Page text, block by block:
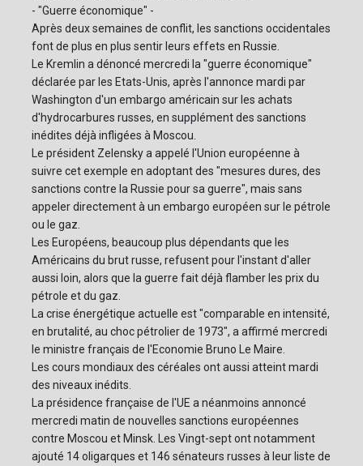
- "Guerre économique" -
Après deux semaines de conflit, les sanctions occidentales
font de plus en plus sentir leurs effets en Russie.
Le Kremlin a dénoncé mercredi la "guerre économique"
déclarée par les Etats-Unis, après l'annonce mardi par
Washington d'un embargo américain sur les achats
d'hydrocarbures russes, en supplément des sanctions
inédites déjà infligées à Moscou.
Le président Zelensky a appelé l'Union européenne à
suivre cet exemple en adoptant des "mesures dures, des
sanctions contre la Russie pour sa guerre", mais sans
appeler directement à un embargo européen sur le pétrole
ou le gaz.
Les Européens, beaucoup plus dépendants que les
Américains du brut russe, refusent pour l'instant d'aller
aussi loin, alors que la guerre fait déjà flamber les prix du
pétrole et du gaz.
La crise énergétique actuelle est "comparable en intensité,
en brutalité, au choc pétrolier de 1973", a affirmé mercredi
le ministre français de l'Economie Bruno Le Maire.
Les cours mondiaux des céréales ont aussi atteint mardi
des niveaux inédits.
La présidence française de l'UE a néanmoins annoncé
mercredi matin de nouvelles sanctions européennes
contre Moscou et Minsk. Les Vingt-sept ont notamment
ajouté 14 oligarques et 146 sénateurs russes à leur liste de